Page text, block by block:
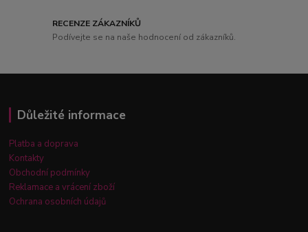
RECENZE ZÁKAZNÍKŮ
Podívejte se na naše hodnocení od zákazníků.
Důležité informace
Platba a doprava
Kontakty
Obchodní podmínky
Reklamace a vrácení zboží
Ochrana osobních údajů